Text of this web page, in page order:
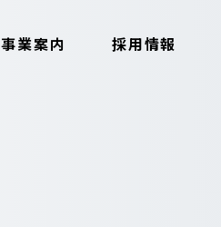
事業案内 採用情報